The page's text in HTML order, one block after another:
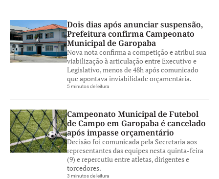
Dois dias após anunciar suspensão,
Prefeitura confirma Campeonato
Municipal de Garopaba
Nova nota confirma a competição e atribui sua
viabilização à articulação entre Executivo e
Legislativo, menos de 48h após comunicado
que apontava inviabilidade orçamentária.
5 minutos de leitura
Campeonato Municipal de Futebol
de Campo em Garopaba é cancelado
após impasse orçamentário
Decisão foi comunicada pela Secretaria aos
representantes das equipes nesta quinta-feira
(9) e repercutiu entre atletas, dirigentes e
torcedores.
3 minutos de leitura